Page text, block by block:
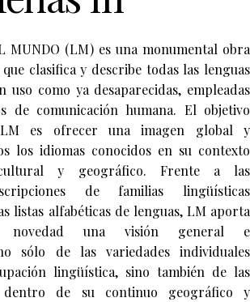
MUNDO (LM) es una monumental obra
clasifica y describe todas las lenguas
uso como ya desaparecidas, empleadas
de comunicación humana. El objetivo
es ofrecer una imagen global y
los idiomas conocidos en su contexto
y geográfico. Frente a las
de familias lingüísticas
listas alfabéticas de lenguas, LM aporta
novedad una visión general e
sólo de las variedades individuales
lingüística, sino también de las
dentro de su continuo geográfico y